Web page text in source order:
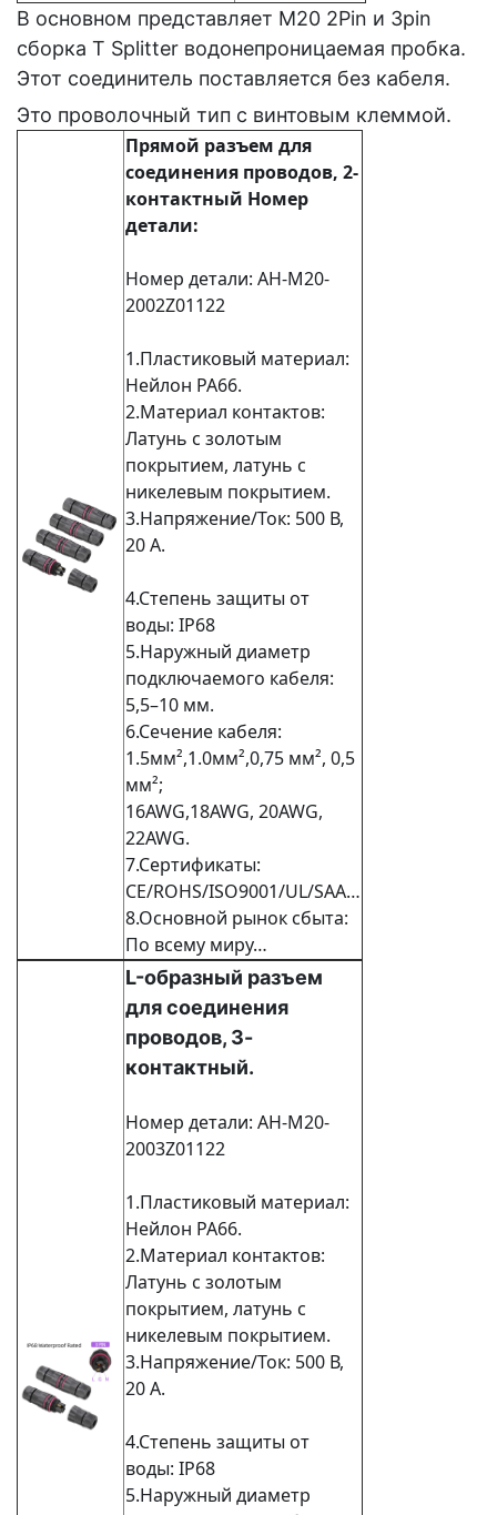
В основном представляет M20 2Pin и 3pin
сборка T Splitter водонепроницаемая пробка.
Этот соединитель поставляется без кабеля.
Это проволочный тип с винтовым клеммой.
Прямой разъем для
соединения проводов, 2-
контактный Номер
детали:
Номер детали: AH-M20-
2002Z01122
1.Пластиковый материал:
Нейлон PA66.
2.Материал контактов:
Латунь с золотым
покрытием, латунь с
никелевым покрытием.
3.Напряжение/Ток: 500 В,
20 А.
4.Степень защиты от
воды: IP68
5.Наружный диаметр
подключаемого кабеля:
5,5–10 мм.
6.Сечение кабеля:
1.5мм²,1.0мм²,0,75 мм², 0,5
мм²;
16AWG,18AWG, 20AWG,
22AWG.
7.Сертификаты:
CE/ROHS/ISO9001/UL/SAA…
8.Основной рынок сбыта:
По всему миру…
L-образный разъем
для соединения
проводов, 3-
контактный.
Номер детали: AH-M20-
2003Z01122
1.Пластиковый материал:
Нейлон PA66.
2.Материал контактов:
Латунь с золотым
покрытием, латунь с
никелевым покрытием.
3.Напряжение/Ток: 500 В,
20 А.
4.Степень защиты от
воды: IP68
5.Наружный диаметр